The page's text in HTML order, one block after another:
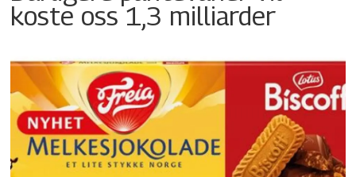
koste oss 1,3 milliarder